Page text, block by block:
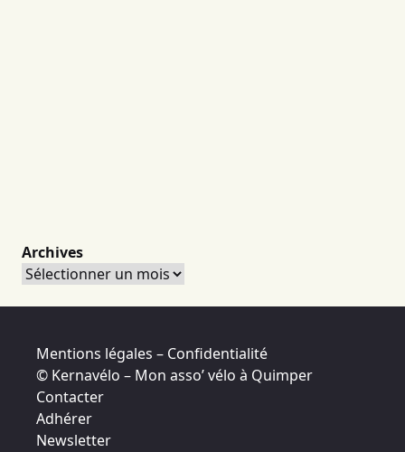
Archives
Archives
Mentions légales – Confidentialité
© Kernavélo – Mon asso’ vélo à Quimper
Contacter
Adhérer
Newsletter